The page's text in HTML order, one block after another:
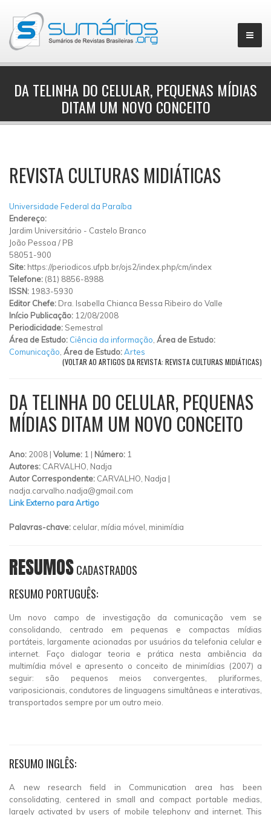
DA TELINHA DO CELULAR, PEQUENAS MÍDIAS
DITAM UM NOVO CONCEITO
REVISTA CULTURAS MIDIÁTICAS
Universidade Federal da Paraíba
Endereço:
Jardim Universitário - Castelo Branco
João Pessoa / PB
58051-900
Site: https://periodicos.ufpb.br/ojs2/index.php/cm/index
Telefone: (81) 8856-8988
ISSN: 1983-5930
Editor Chefe: Dra. Isabella Chianca Bessa Ribeiro do Valle
Início Publicação: 12/08/2008
Periodicidade: Semestral
Área de Estudo: Ciência da informação Área de Estudo:
Comunicação Área de Estudo:Artes
(VOLTAR AO ARTIGOS DA REVISTA: REVISTA CULTURAS MIDIÁTICAS)
DA TELINHA DO CELULAR, PEQUENAS
MÍDIAS DITAM UM NOVO CONCEITO
Ano: 2008 | Volume: 1 | Número: 1
Autores: CARVALHO, Nadja
Autor Correspondente: CARVALHO, Nadja |
nadja.carvalho.nadja@gmail.com
Link Externo para Artigo
Palavras-chave: celular, mídia móvel, minimídia
RESUMOSCADASTRADOS
RESUMO PORTUGUÊS:
Um novo campo de investigação da comunicação vem se
consolidando, centrado em pequenas e compactas mídias
portáteis, largamente acionadas por usuários da telefonia celular e
internet. Faço dialogar teoria e prática nesta ambiência da
multimídia móvel e apresento o conceito de minimídias (2007) a
seguir: são pequenos meios convergentes, pluriformes,
variposicionais, condutores de linguagens simultâneas e interativas,
transportados sempre por um outro meio.
RESUMO INGLÊS:
A new research field in Communication area has been
consolidating, centered in small and compact portable medias,
largely activated by users of mobile telephony and internet. This